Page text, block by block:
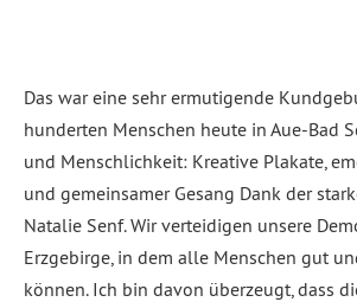
Das war eine sehr ermutigende
hunderten Menschen heute in Aue-Bad
und Menschlichkeit: Kreative Plakate,
und gemeinsamer Gesang Dank der
Natalie Senf. Wir verteidigen unsere
Erzgebirge, in dem alle Menschen gut
können. Ich bin davon überzeugt, dass